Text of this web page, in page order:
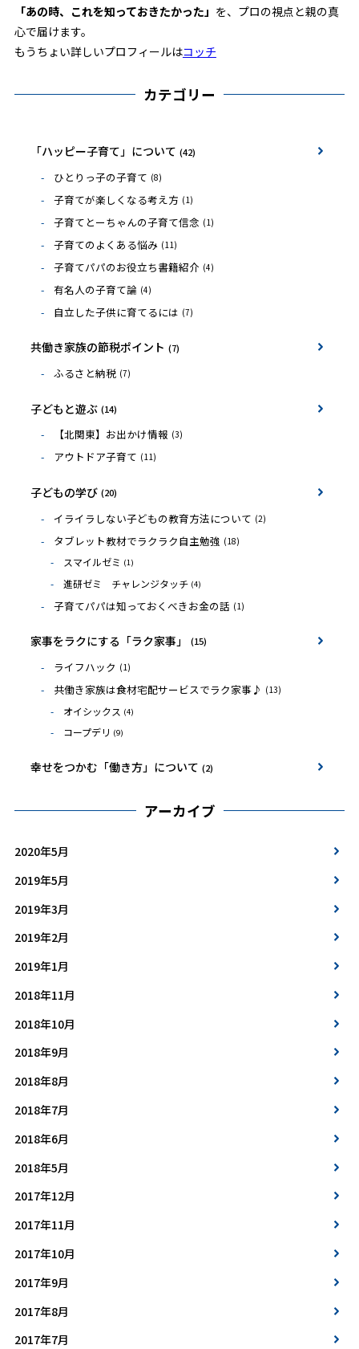
「あの時、これを知っておきたかった」 を、プロの視点と親の真
心で届けます。
もうちょい詳しいプロフィールはコッチ
カテゴリー
「ハッピー子育て」について (42)
ひとりっ子の子育て (8)
子育てが楽しくなる考え方 (1)
子育てとーちゃんの子育て信念 (1)
子育てのよくある悩み (11)
子育てパパのお役立ち書籍紹介 (4)
有名人の子育て論 (4)
自立した子供に育てるには (7)
共働き家族の節税ポイント (7)
ふるさと納税 (7)
子どもと遊ぶ (14)
【北関東】お出かけ情報 (3)
アウトドア子育て (11)
子どもの学び (20)
イライラしない子どもの教育方法について (2)
タブレット教材でラクラク自主勉強 (18)
スマイルゼミ (1)
進研ゼミ チャレンジタッチ (4)
子育てパパは知っておくべきお金の話 (1)
家事をラクにする「ラク家事」 (15)
ライフハック (1)
共働き家族は食材宅配サービスでラク家事♪ (13)
オイシックス (4)
コープデリ (9)
幸せをつかむ「働き方」について (2)
アーカイブ
2020年5月
2019年5月
2019年3月
2019年2月
2019年1月
2018年11月
2018年10月
2018年9月
2018年8月
2018年7月
2018年6月
2018年5月
2017年12月
2017年11月
2017年10月
2017年9月
2017年8月
2017年7月